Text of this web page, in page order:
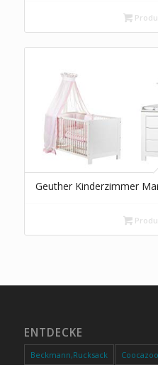
Geuther Kinderzimmer
ENTDECKE
Beckmann,Rucksack